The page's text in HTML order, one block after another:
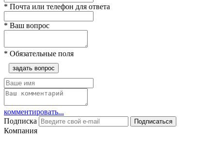
* Почта или телефон для ответа
* Ваш вопрос
* Обязательные поля
задать вопрос
комментировать...
Подписка
Подписаться
Компания